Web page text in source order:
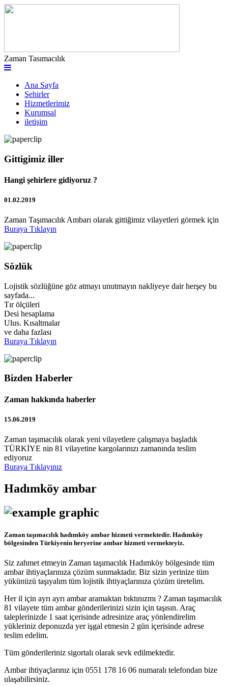
Zaman Tasımacılık
Ana Sayfa
Şehirler
Hizmetlerimiz
Kurumsal
iletişim
Gittigimiz iller
Hangi şehirlere gidiyoruz ?
01.02.2019
Zaman Taşımacılık Ambarı olarak gittiğimiz vilayetleri görmek için
Buraya Tıklayın
Sözlük
Lojistik sözlüğüne göz atmayı unutmayın nakliyeye dair herşey bu
sayfada...
Tır ölçüleri
Desi hesaplama
Ulus. Kısaltmalar
ve daha fazlası
Buraya Tıklayın
Bizden Haberler
Zaman hakkında haberler
15.06.2019
Zaman taşımacılık olarak yeni vilayetlere çalışmaya başladık
TÜRKİYE nin 81 vilayetine kargolarınızı zamanında teslim
ediyoruz
Buraya Tıklayınız
Hadımköy ambar
Zaman taşımacılık hadımköy ambar hizmeti vermektedir. Hadımköy
bölgesinden Türkiyenin heryerine ambar hizmeti vermekteyiz.
Siz zahmet etmeyin Zaman taşımacılık Hadımköy bölgesinde tüm
ambar ihtiyaçlarınıza çözüm sunmaktadır. Biz sizin yerinize tüm
yükünüzü taşıyalım tüm lojistik ihtiyaçlarınıza çözüm üretelim.
Her il için ayrı ayrı ambar aramaktan bıktınızmı ? Zaman taşımacılık
81 vilayete tüm ambar gönderilerinizi sizin için taşısın. Araç
taleplerinizde 1 saat içerisinde adresinize araç yönlendirelim
yükleriniz deponuzda yer işgal etmesin 2 gün içerisinde adrese
teslim edelim.
Tüm gönderileriniz sigortalı olarak sevk edilmektedir.
Ambar ihtiyaçlarınız için 0551 178 16 06 numaralı telefondan bize
ulaşabilirsiniz.